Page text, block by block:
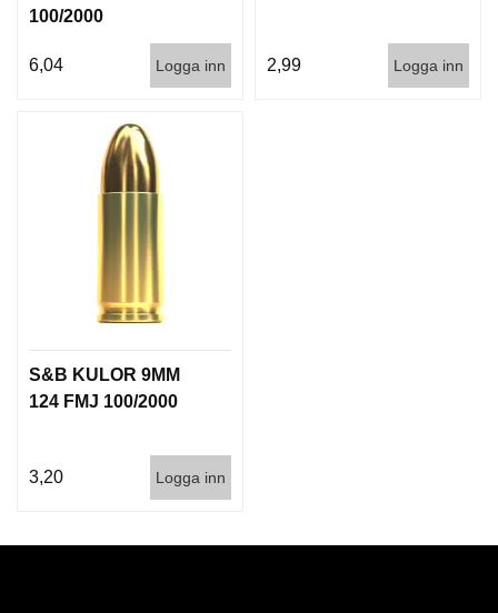
100/2000
6,04 Logga inn 2,99 Logga inn
S&B KULOR 9MM
124 FMJ 100/2000
3,20 Logga inn